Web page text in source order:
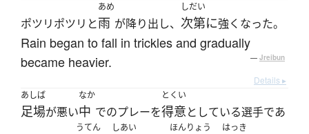
ポツリポツリと
あめ
雨 が降り出し、
しだい
次第に強くなった。
Rain began to fall in trickles and gradually
became heavier.
— Jreibun
Details ▸
あしば
足場が悪い
なか
中 でのプレーを
とくい
得意としている選手であ
うてん しあい ほんりょう はっき